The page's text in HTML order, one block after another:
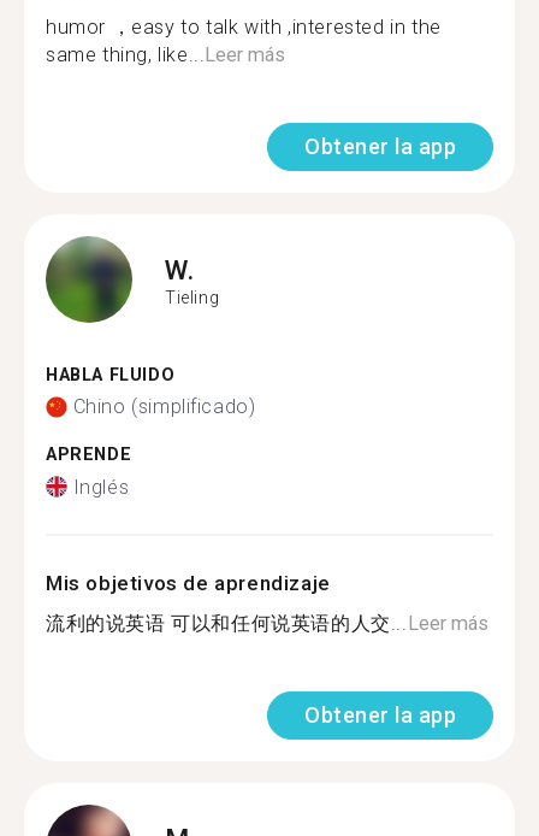
humor ，easy to talk with ,interested in the
same thing, like... Leer más
Obtener la app
W.
Tieling
HABLA FLUIDO
Chino (simplificado)
APRENDE
Inglés
Mis objetivos de aprendizaje
流利的说英语 可以和任何说英语的人交... Leer más
Obtener la app